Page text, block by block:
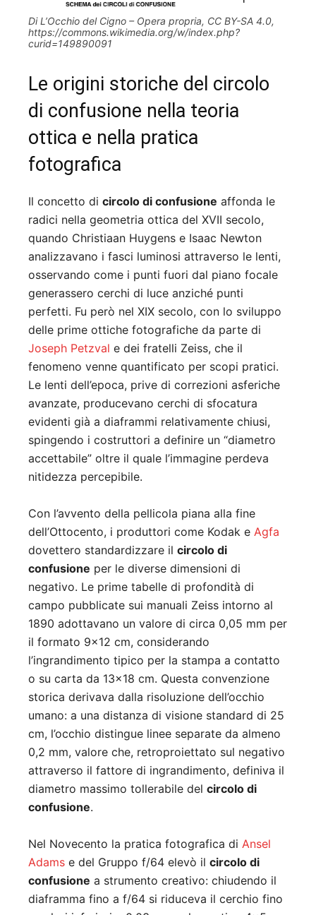
Di L’Occhio del Cigno – Opera propria, CC BY-SA 4.0,
https://commons.wikimedia.org/w/index.php?
curid=149890091
Le origini storiche del circolo
di confusione nella teoria
ottica e nella pratica
fotografica
Il concetto di circolo di confusione affonda le
radici nella geometria ottica del XVII secolo,
quando Christiaan Huygens e Isaac Newton
analizzavano i fasci luminosi attraverso le lenti,
osservando come i punti fuori dal piano focale
generassero cerchi di luce anziché punti
perfetti. Fu però nel XIX secolo, con lo sviluppo
delle prime ottiche fotografiche da parte di
Joseph Petzval e dei fratelli Zeiss, che il
fenomeno venne quantificato per scopi pratici.
Le lenti dell’epoca, prive di correzioni asferiche
avanzate, producevano cerchi di sfocatura
evidenti già a diaframmi relativamente chiusi,
spingendo i costruttori a definire un “diametro
accettabile” oltre il quale l’immagine perdeva
nitidezza percepibile.
Con l’avvento della pellicola piana alla fine
dell’Ottocento, i produttori come Kodak e Agfa
dovettero standardizzare il circolo di
confusione per le diverse dimensioni di
negativo. Le prime tabelle di profondità di
campo pubblicate sui manuali Zeiss intorno al
1890 adottavano un valore di circa 0,05 mm per
il formato 9×12 cm, considerando
l’ingrandimento tipico per la stampa a contatto
o su carta da 13×18 cm. Questa convenzione
storica derivava dalla risoluzione dell’occhio
umano: a una distanza di visione standard di 25
cm, l’occhio distingue linee separate da almeno
0,2 mm, valore che, retroproiettato sul negativo
attraverso il fattore di ingrandimento, definiva il
diametro massimo tollerabile del circolo di
confusione.
Nel Novecento la pratica fotografica di Ansel
Adams e del Gruppo f/64 elevò il circolo di
confusione a strumento creativo: chiudendo il
diaframma fino a f/64 si riduceva il cerchio fino